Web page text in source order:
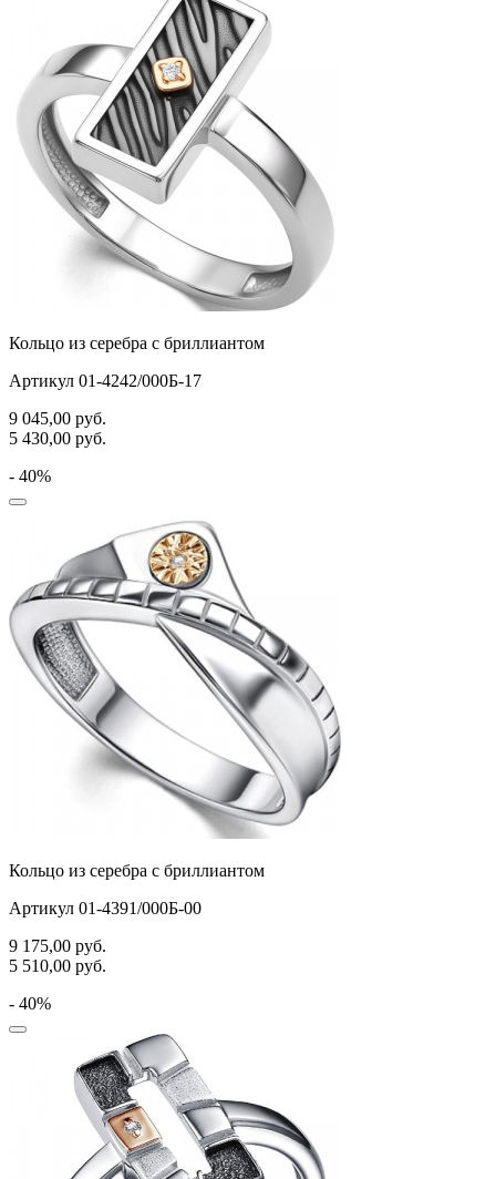
Кольцо из серебра с бриллиантом
Артикул 01-4242/000Б-17
9 045,00 руб.
5 430,00 руб.
- 40%
Кольцо из серебра с бриллиантом
Артикул 01-4391/000Б-00
9 175,00 руб.
5 510,00 руб.
- 40%